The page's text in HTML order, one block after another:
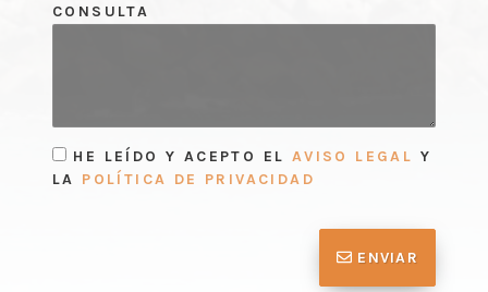
CONSULTA
HE LEÍDO Y ACEPTO EL AVISO LEGAL Y
LA POLÍTICA DE PRIVACIDAD
ENVIAR